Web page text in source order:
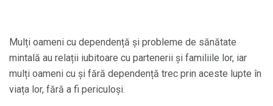
Mulți oameni cu dependență și probleme de sănătate
mintală au relații iubitoare cu partenerii și familiile lor, iar
mulți oameni cu și fără dependență trec prin aceste lupte în
viața lor, fără a fi periculoși.